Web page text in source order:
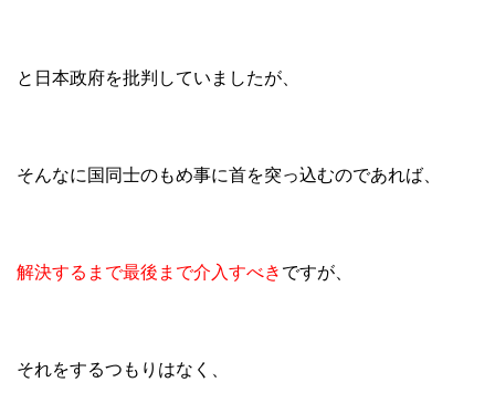
と日本政府を批判していましたが、
そんなに国同士のもめ事に首を突っ込むのであれば、
解決するまで最後まで介入すべき ですが、
それをするつもりはなく、